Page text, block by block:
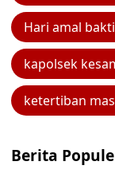
Hari amal
kapolsek
ketertiban
Berita